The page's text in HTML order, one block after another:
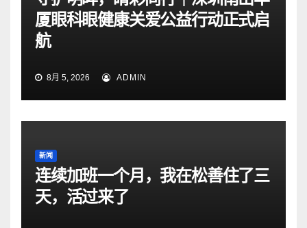
厦眼科眼健康关爱公益行动正式启
航
8月 5, 2026 ADMIN
新闻
连续加班一个月，我在松善住了三
天，活过来了